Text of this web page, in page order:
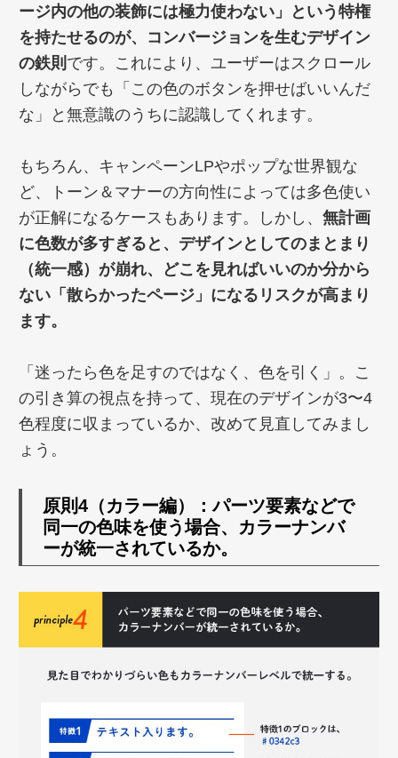
ージ内の他の装飾には極力使わない」という特権
を持たせるのが、コンバージョンを生むデザイン
の鉄則 です。これにより、ユーザーはスクロール
しながらでも「この色のボタンを押せばいいんだ
な」と無意識のうちに認識してくれます。
もちろん、キャンペーンLPやポップな世界観な
ど、トーン＆マナーの方向性によっては多色使い
が正解になるケースもあります。しかし、 無計画
に色数が多すぎると、デザインとしてのまとまり
（統一感）が崩れ、どこを見ればいいのか分から
ない「散らかったページ」になるリスクが高まり
ます。
「迷ったら色を足すのではなく、色を引く」。こ
の引き算の視点を持って、現在のデザインが3〜4
色程度に収まっているか、改めて見直してみまし
ょう。
原則4（カラー編）：パーツ要素などで
同一の色味を使う場合、カラーナンバ
ーが統一されているか。